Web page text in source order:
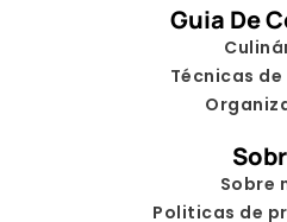
Guia De
Técnicas
Sobre
Politicas de